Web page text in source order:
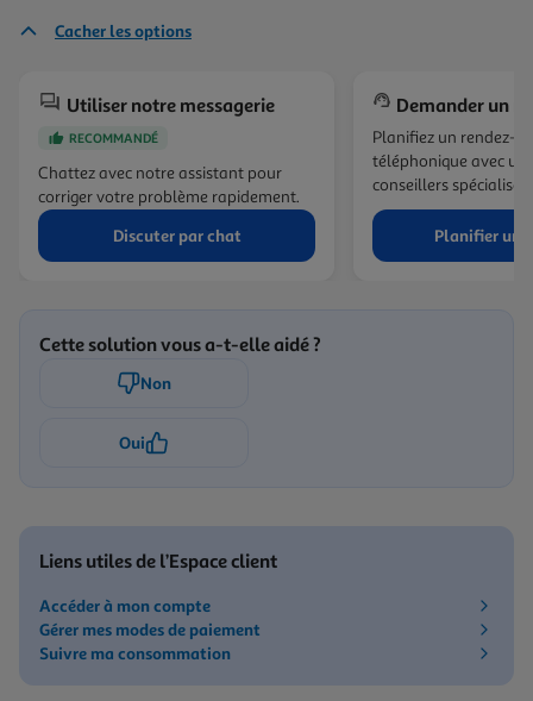
Cacher les options
Utiliser notre messagerie
RECOMMANDÉ
Chattez avec notre assistant pour
corriger votre problème rapidement.
Discuter par chat
Demander un
Planifiez un rendez-
téléphonique avec un
conseillers spécialisés.
Planifier un
Cette solution vous a-t-elle aidé ?
Non
Oui
Liens utiles de l’Espace client
Accéder à mon compte
Gérer mes modes de paiement
Suivre ma consommation